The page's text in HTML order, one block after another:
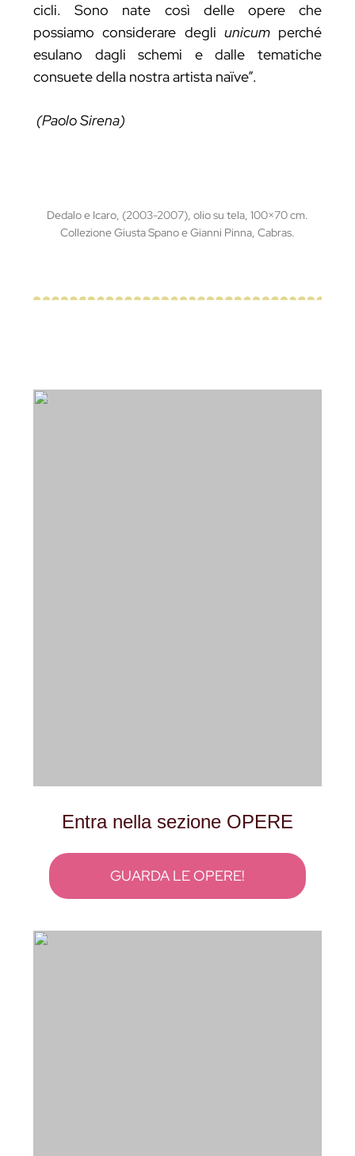
cicli. Sono nate così delle opere che
possiamo considerare degli unicumperché
esulano dagli schemi e dalle tematiche
consuete della nostra artista naïve”.
(Paolo Sirena)
Dedalo e Icaro, (2003-2007), olio su tela, 100×70 cm.
Collezione Giusta Spano e Gianni Pinna, Cabras.
Entra nella sezione OPERE
GUARDA LE OPERE!